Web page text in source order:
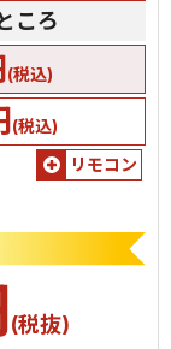
ころ
(税込)
(税込)
リモコン
(税抜)